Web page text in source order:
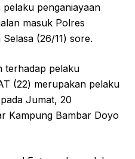
penganiayaan
masuk Polres
(26/11) sore.
terhadap pelaku
(22) merupakan pelaku
Jumat, 20
Kampung Bambar Doyo